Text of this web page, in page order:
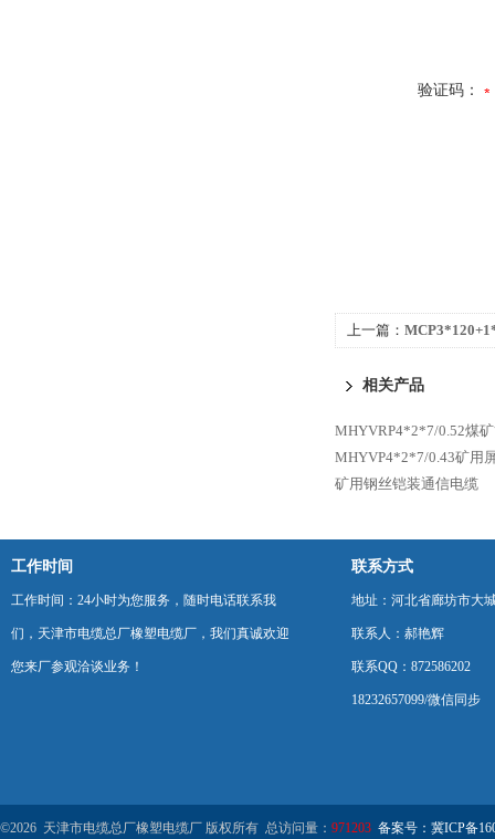
验证码：
上一篇：
相关产品
MHYVRP4*2*7/0.52煤
MHYVP4*2*7/0.43矿用
矿用钢丝铠装通信电缆
工作时间
工作时间：24小时为您服务，随时电话联系我
们，天津市电缆总厂橡塑电缆厂，我们真诚欢迎
您来厂参观洽谈业务！
联系方式
地址：河北省廊坊市大
联系人：郝艳辉
联系QQ：872586202
18232657099/微信同步
©2026 天津市电缆总厂橡塑电缆厂 版权所有 总访问量： 971203 备案号：冀ICP备